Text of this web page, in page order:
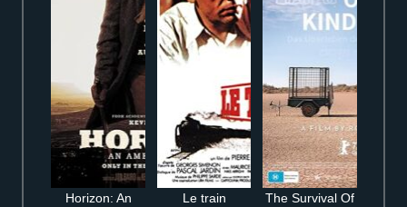
Horizon: An
Le train
The Survival Of